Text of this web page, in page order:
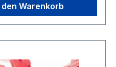
Farbe: rot
30, 10 bzw. 2
den Warenkorb